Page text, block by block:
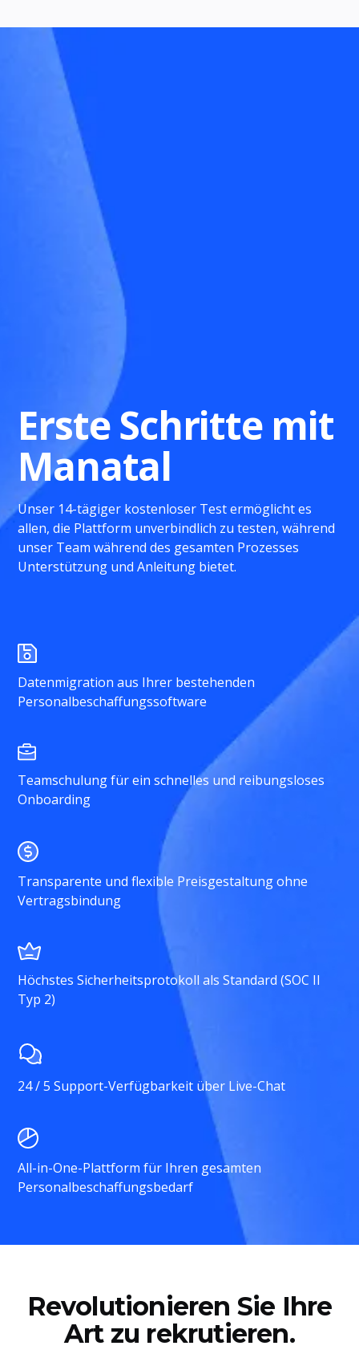
Erste Schritte mit
Manatal
Unser 14-tägiger kostenloser Test ermöglicht es
allen, die Plattform unverbindlich zu testen, während
unser Team während des gesamten Prozesses
Unterstützung und Anleitung bietet.
Datenmigration aus Ihrer bestehenden
Personalbeschaffungssoftware
Teamschulung für ein schnelles und reibungsloses
Onboarding
Transparente und flexible Preisgestaltung ohne
Vertragsbindung
Höchstes Sicherheitsprotokoll als Standard (SOC II
Typ 2)
24 / 5 Support-Verfügbarkeit über Live-Chat
All-in-One-Plattform für Ihren gesamten
Personalbeschaffungsbedarf
Revolutionieren Sie Ihre
Art zu rekrutieren.